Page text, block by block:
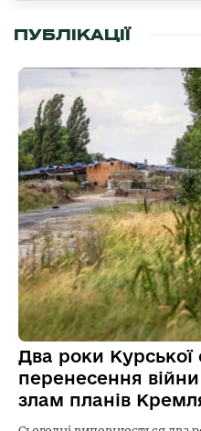
ПУБЛІКАЦІЇ
Два роки Курської
перенесення
злам планів